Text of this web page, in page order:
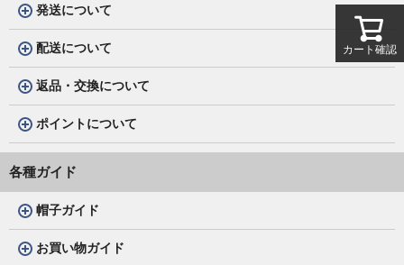
発送について
配送について
返品・交換について
ポイントについて
各種ガイド
帽子ガイド
お買い物ガイド
カート確認